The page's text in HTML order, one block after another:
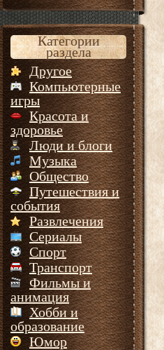
Категории
раздела
Другое
Компьютерные
игры
Красота и
здоровье
Люди и блоги
Музыка
Общество
Путешествия и
события
Развлечения
Сериалы
Спорт
Транспорт
Фильмы и
анимация
Хобби и
образование
Юмор